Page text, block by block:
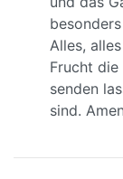
Alles,
Frucht
senden
sind.